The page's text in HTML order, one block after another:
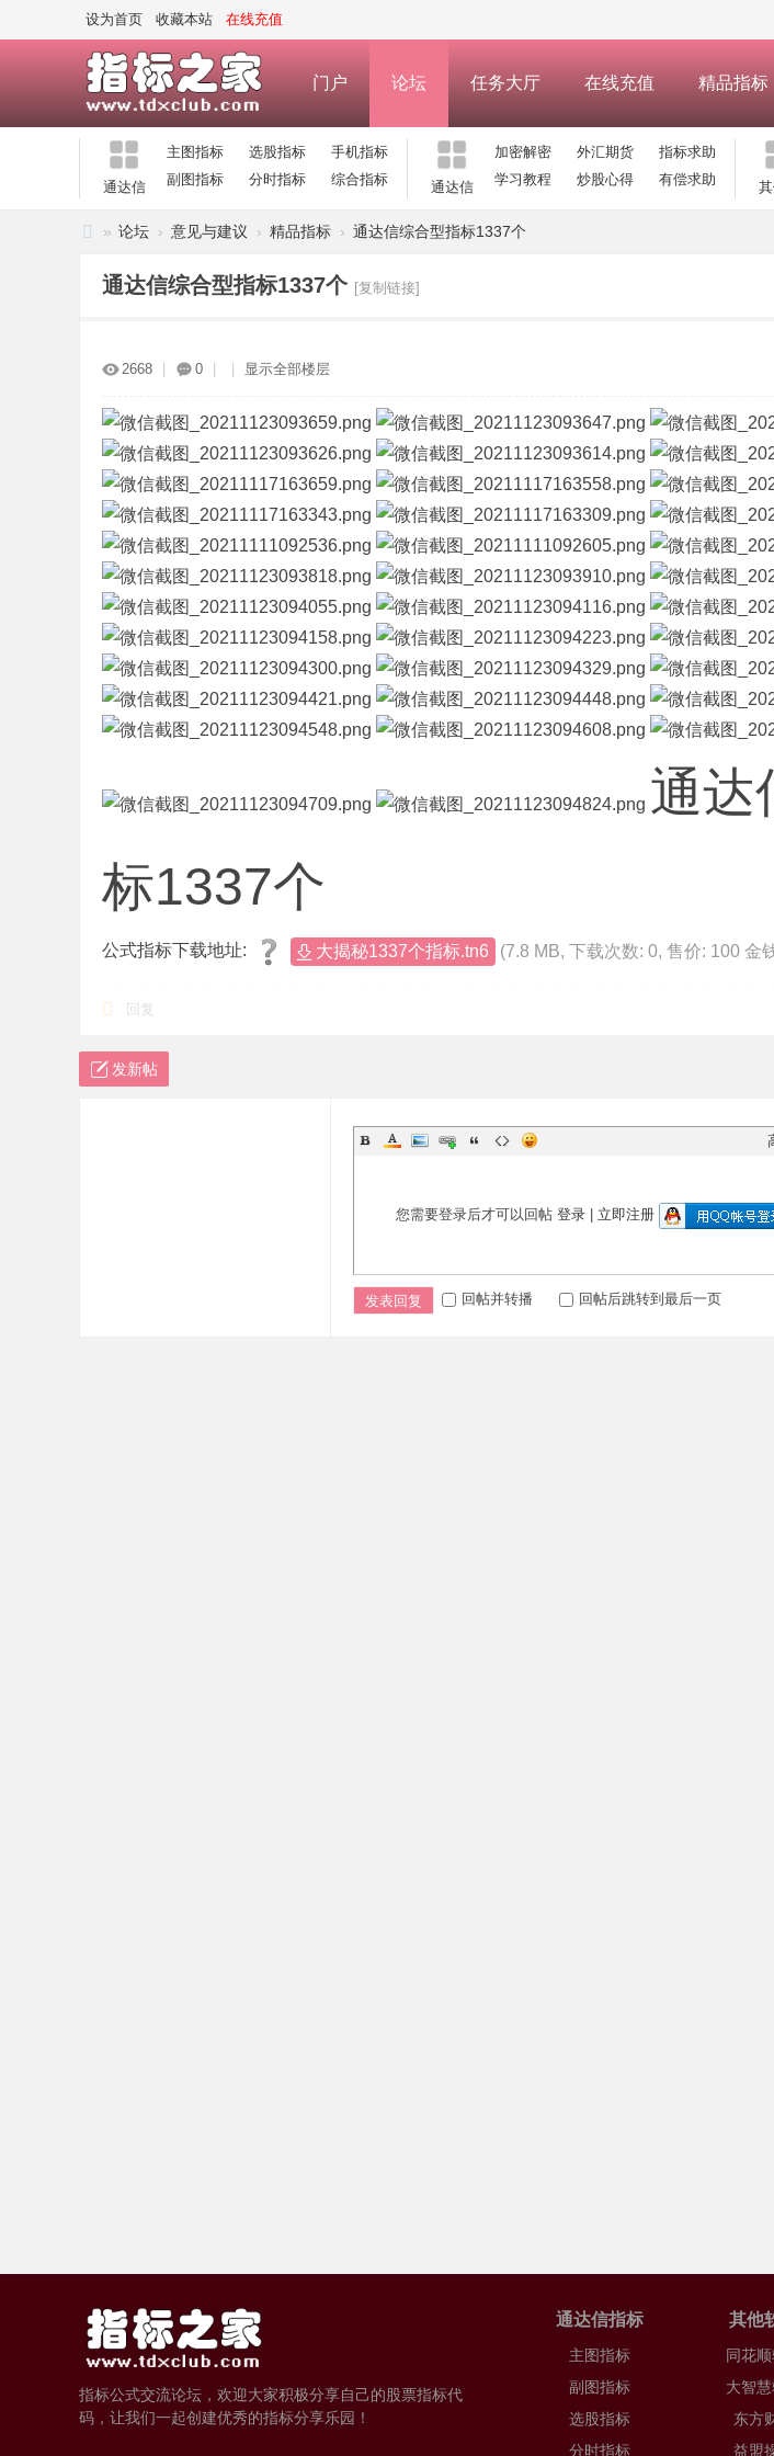
设为首页 收藏本站 在线充值
门户 论坛 任务大厅 在线充值 精品指标
通达信
主图指标 选股指标
手机指标
副图指标
分时指标 综合指标 通达信
加密解密 外汇期货
指标求助
学习教程
炒股心得 有偿求助
» 论坛 › 意见与建议 › 精品指标 › 通达信综合型指标1337个
通达信综合型指标1337个 [复制链接]
2668 0 显示全部楼层
通达
标1337个
公式指标下载地址: 大揭秘1337个指标.tn6 (7.8 MB, 下载次数: 0, 售价: 100 金
回复
发新帖
您需要登录后才可以回帖 登录| 立即注册
发表回复 回帖并转播 回帖后跳转到最后一页
指标公式交流论坛，欢迎大家积极分享自己的股票指标代
码，让我们一起创建优秀的指标分享乐园！
通达信指标
主图指标
副图指标
选股指标
分时指标
其他
同花
大智
东方
益盟